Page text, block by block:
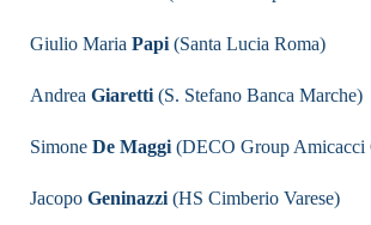
Giulio Maria Papi (Santa Lucia Roma)
Andrea Giaretti (S. Stefano Banca Marche)
Simone De Maggi (DECO Group Amicacci
Jacopo Geninazzi (HS Cimberio Varese)